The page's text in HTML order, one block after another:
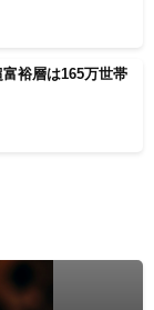
裕層は165万世帯